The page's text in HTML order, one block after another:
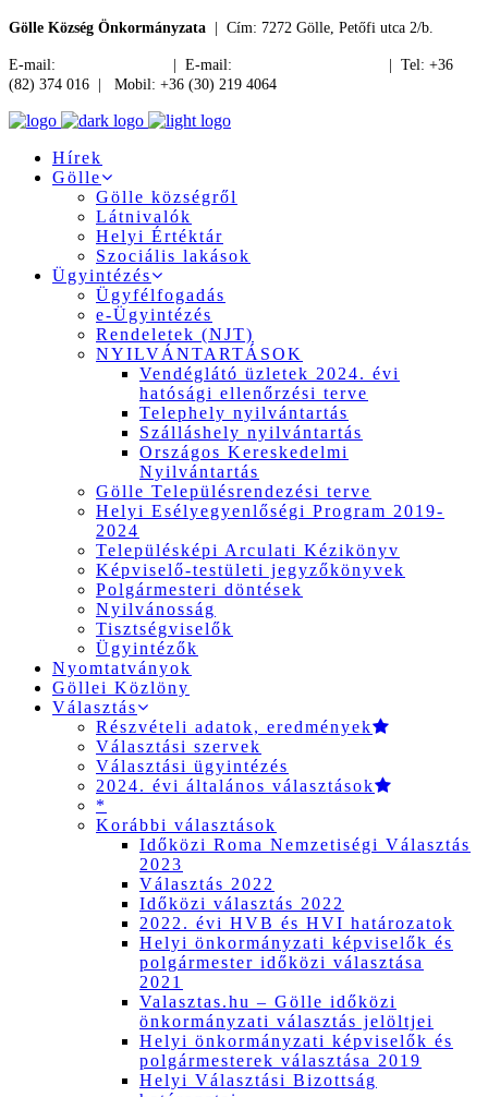
Gölle Község Önkormányzata | Cím: 7272 Gölle, Petőfi utca 2/b.
E-mail: | E-mail:
| Tel: +36
(82) 374 016 | Mobil: +36 (30) 219 4064
Hírek
Gölle
Gölle községről
Látnivalók
Helyi Értéktár
Szociális lakások
Ügyintézés
Ügyfélfogadás
e-Ügyintézés
Rendeletek (NJT)
NYILVÁNTARTÁSOK
Vendéglátó üzletek 2024. évi
hatósági ellenőrzési terve
Telephely nyilvántartás
Szálláshely nyilvántartás
Országos Kereskedelmi
Nyilvántartás
Gölle Településrendezési terve
Helyi Esélyegyenlőségi Program 2019-
2024
Településképi Arculati Kézikönyv
Képviselő-testületi jegyzőkönyvek
Polgármesteri döntések
Nyilvánosság
Tisztségviselők
Ügyintézők
Nyomtatványok
Göllei Közlöny
Választás
Részvételi adatok, eredmények
Választási szervek
Választási ügyintézés
2024. évi általános választások
*
Korábbi választások
Időközi Roma Nemzetiségi Választás
2023
Választás 2022
Időközi választás 2022
2022. évi HVB és HVI határozatok
Helyi önkormányzati képviselők és
polgármester időközi választása
2021
Valasztas.hu – Gölle időközi
önkormányzati választás jelöltjei
Helyi önkormányzati képviselők és
polgármesterek választása 2019
Helyi Választási Bizottság